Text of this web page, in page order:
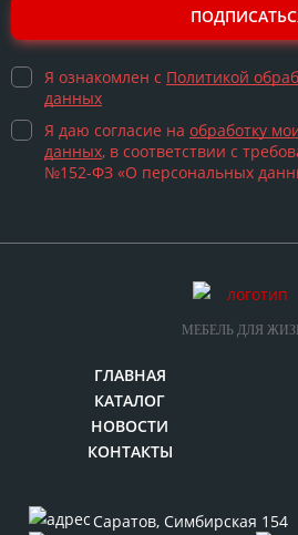
Я ознакомлен с Политикой
данных
Я даю согласие на обработку
данных, в соответствии с
№152-ФЗ «О персональных
МЕБЕЛЬ ДЛЯ
ГЛАВНАЯ
КАТАЛОГ
НОВОСТИ
КОНТАКТЫ
Саратов, Симбирская 154